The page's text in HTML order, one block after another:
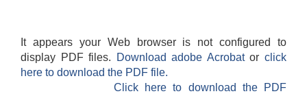
It appears your Web browser is not configured to
display PDF files.
Download adobe Acrobatorclick
here to download the PDF file.
Click here to download the PDF